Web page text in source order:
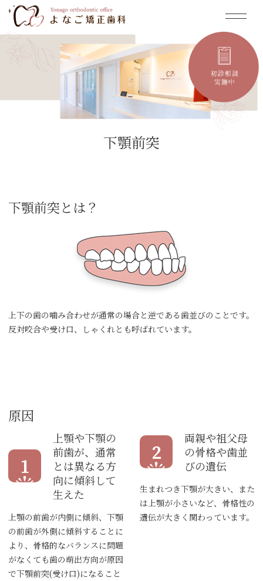
下顎前突
下顎前突とは？
上下の歯の噛み合わせが通常の場合と逆である歯並びのことです。
反対咬合や受け口、しゃくれとも呼ばれています。
原因
1
上顎や下顎の
前歯が、通常
とは異なる方
向に傾斜して
生えた
上顎の前歯が内側に傾斜、下顎
の前歯が外側に傾斜することに
より、骨格的なバランスに問題
がなくても歯の萌出方向が原因
で下顎前突(受け口)になること
2
両親や祖父母
の骨格や歯並
びの遺伝
生まれつき下顎が大きい、また
は上顎が小さいなど、骨格性の
遺伝が大きく関わっています。